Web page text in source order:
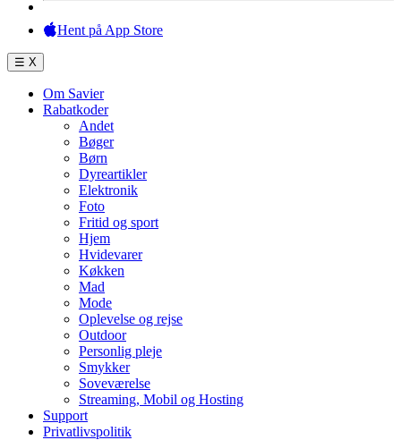
Hent på App Store
☰ X
Om Savier
Rabatkoder
Andet
Bøger
Børn
Dyreartikler
Elektronik
Foto
Fritid og sport
Hjem
Hvidevarer
Køkken
Mad
Mode
Oplevelse og rejse
Outdoor
Personlig pleje
Smykker
Soveværelse
Streaming, Mobil og Hosting
Support
Privatlivspolitik